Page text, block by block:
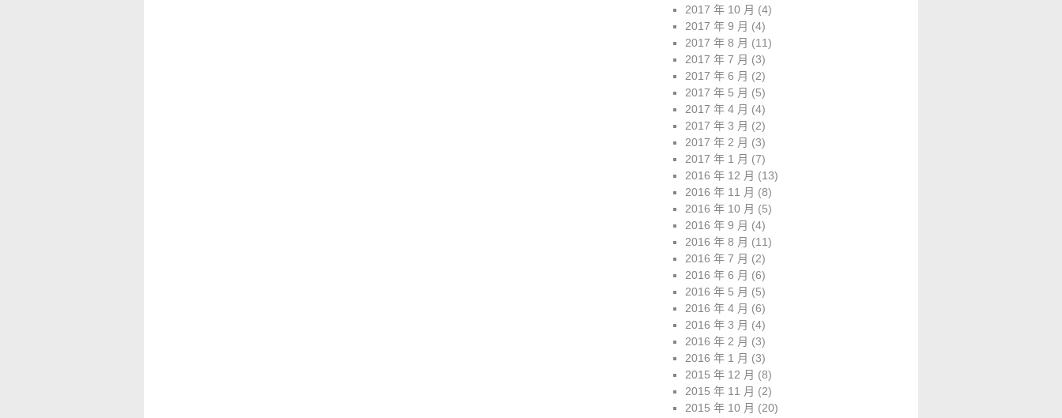
2017 年 10 月 (4)
2017 年 9 月 (4)
2017 年 8 月 (11)
2017 年 7 月 (3)
2017 年 6 月 (2)
2017 年 5 月 (5)
2017 年 4 月 (4)
2017 年 3 月 (2)
2017 年 2 月 (3)
2017 年 1 月 (7)
2016 年 12 月 (13)
2016 年 11 月 (8)
2016 年 10 月 (5)
2016 年 9 月 (4)
2016 年 8 月 (11)
2016 年 7 月 (2)
2016 年 6 月 (6)
2016 年 5 月 (5)
2016 年 4 月 (6)
2016 年 3 月 (4)
2016 年 2 月 (3)
2016 年 1 月 (3)
2015 年 12 月 (8)
2015 年 11 月 (2)
2015 年 10 月 (20)